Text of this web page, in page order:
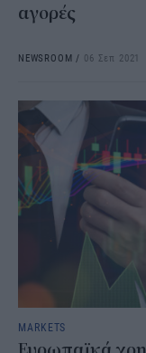
αγορές
NEWSROOM / 06 Σεπ 2021
MARKETS